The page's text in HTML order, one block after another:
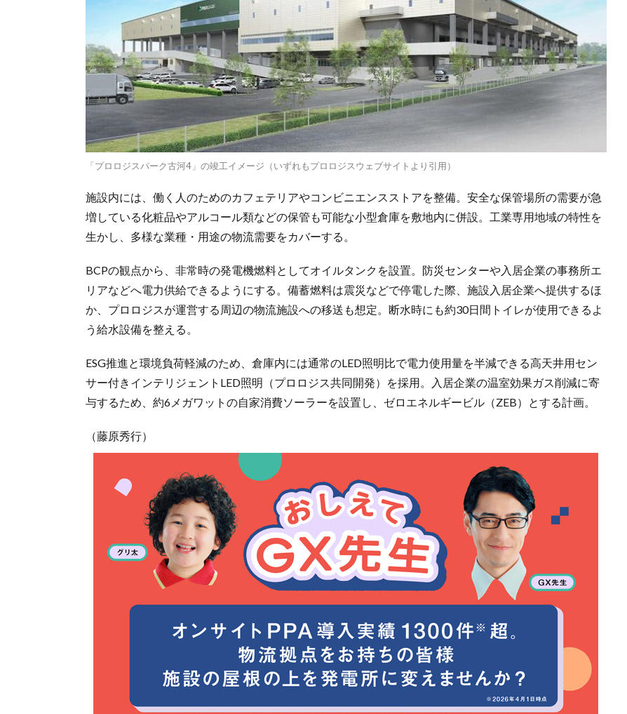
「プロロジスパーク古河4」の竣工イメージ（いずれもプロロジスウェブサイトより引用）
施設内には、働く人のためのカフェテリアやコンビニエンスストアを整備。安全な保管場所の需要が急
増している化粧品やアルコール類などの保管も可能な小型倉庫を敷地内に併設。工業専用地域の特性を
生かし、多様な業種・用途の物流需要をカバーする。
BCPの観点から、非常時の発電機燃料としてオイルタンクを設置。防災センターや入居企業の事務所エ
リアなどへ電力供給できるようにする。備蓄燃料は震災などで停電した際、施設入居企業へ提供するほ
か、プロロジスが運営する周辺の物流施設への移送も想定。断水時にも約30日間トイレが使用できるよ
う給水設備を整える。
ESG推進と環境負荷軽減のため、倉庫内には通常のLED照明比で電力使用量を半減できる高天井用セン
サー付きインテリジェントLED照明（プロロジス共同開発）を採用。入居企業の温室効果ガス削減に寄
与するため、約6メガワットの自家消費ソーラーを設置し、ゼロエネルギービル（ZEB）とする計画。
（藤原秀行）